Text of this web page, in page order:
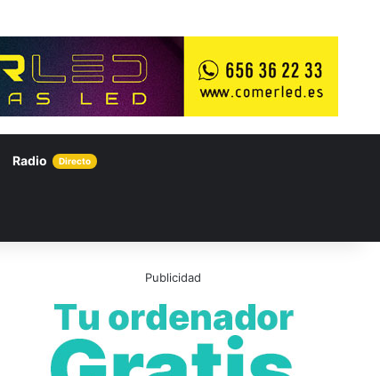
Radio Directo
Publicidad